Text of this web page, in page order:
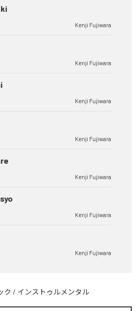
Kenji Fujiwara
Kenji Fujiwara
Kenji Fujiwara
Kenji Fujiwara
Kenji Fujiwara
Kenji Fujiwara
Kenji Fujiwara
ク / インストゥルメンタル